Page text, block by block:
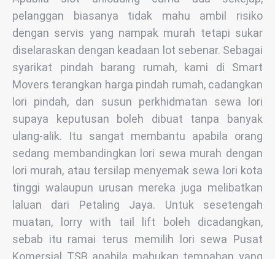
pelanggan biasanya tidak mahu ambil risiko
dengan servis yang nampak murah tetapi sukar
diselaraskan dengan keadaan lot sebenar. Sebagai
syarikat pindah barang rumah, kami di Smart
Movers terangkan harga pindah rumah, cadangkan
lori pindah, dan susun perkhidmatan sewa lori
supaya keputusan boleh dibuat tanpa banyak
ulang-alik. Itu sangat membantu apabila orang
sedang membandingkan lori sewa murah dengan
lori murah, atau tersilap menyemak sewa lori kota
tinggi walaupun urusan mereka juga melibatkan
laluan dari Petaling Jaya. Untuk sesetengah
muatan, lorry with tail lift boleh dicadangkan,
sebab itu ramai terus memilih lori sewa Pusat